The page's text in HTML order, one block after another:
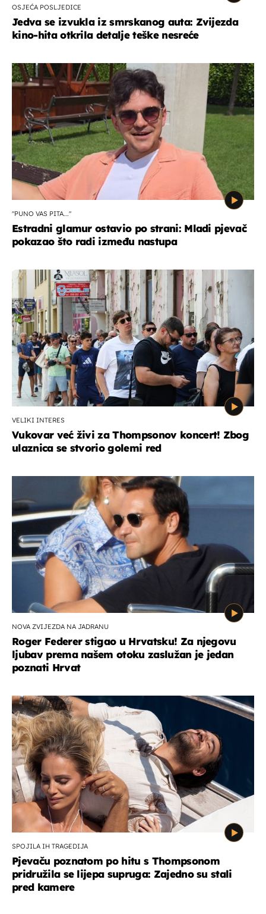
OSJEĆA POSLJEDICE
Jedva se izvukla iz smrskanog auta: Zvijezda
kino-hita otkrila detalje teške nesreće
"PUNO VAS PITA..."
Estradni glamur ostavio po strani: Mladi pjevač
pokazao što radi između nastupa
VELIKI INTERES
Vukovar već živi za Thompsonov koncert! Zbog
ulaznica se stvorio golemi red
NOVA ZVIJEZDA NA JADRANU
Roger Federer stigao u Hrvatsku! Za njegovu
ljubav prema našem otoku zaslužan je jedan
poznati Hrvat
SPOJILA IH TRAGEDIJA
Pjevaču poznatom po hitu s Thompsonom
pridružila se lijepa supruga: Zajedno su stali
pred kamere